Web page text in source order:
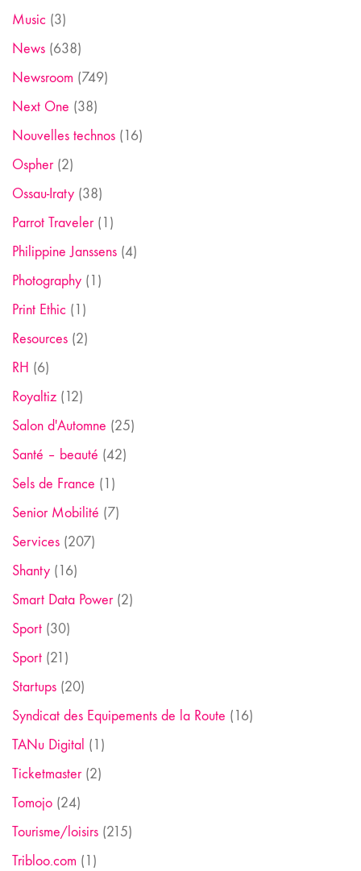
Music (3)
News (638)
Newsroom (749)
Next One (38)
Nouvelles technos (16)
Ospher(2)
Ossau-Iraty (38)
Parrot Traveler(1)
Philippine Janssens (4)
Photography (1)
Print Ethic (1)
Resources (2)
RH (6)
Royaltiz (12)
Salon d'Automne (25)
Santé – beauté (42)
Sels de France (1)
Senior Mobilité (7)
Services (207)
Shanty (16)
Smart Data Power(2)
Sport (30)
Sport (21)
Startups (20)
Syndicat des Equipements de la Route (16)
TANu Digital (1)
Ticketmaster(2)
Tomojo (24)
Tourisme/loisirs (215)
Tribloo.com (1)